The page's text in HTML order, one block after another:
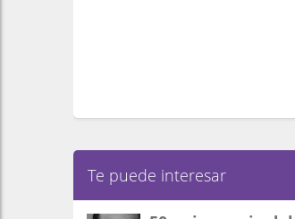
Te puede interesar